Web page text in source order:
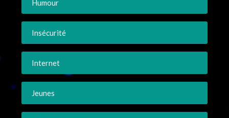
Humour
Insécurité
Internet
Jeunes